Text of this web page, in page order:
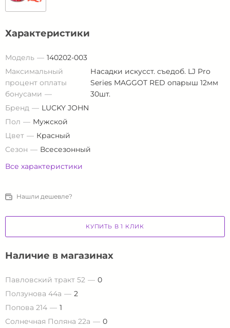
Характеристики
Модель
140202-003
Максимальный
процент оплаты
бонусами
Насадки искусст. съедоб. LJ Pro
Series MAGGOT RED опарыш 12мм
30шт.
Бренд
LUCKY JOHN
Пол
Мужской
Цвет
Красный
Сезон
Всесезонный
Все характеристики
Нашли дешевле?
КУПИТЬ В 1 КЛИК
Наличие в магазинах
Павловский тракт 52
0
Ползунова 44а
2
Попова 214
1
Солнечная Поляна 22а
0